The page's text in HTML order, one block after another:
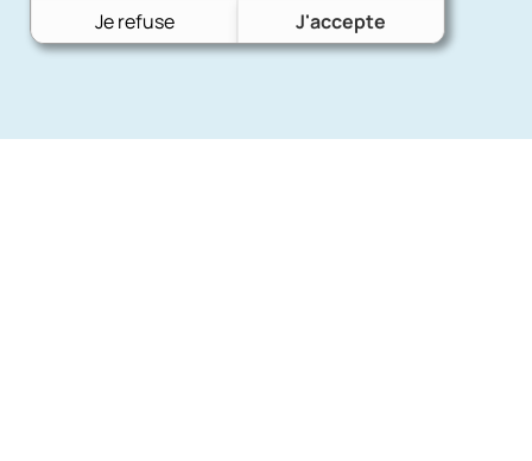
Je refuse J'accepte